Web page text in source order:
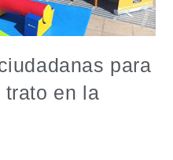
para
trato en la